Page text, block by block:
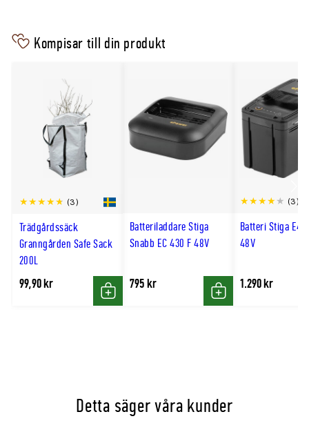
Hastighetslägen: 3
Funktion: blåser, ingen uppsamling
STIGA E 420 2,0Ah-batteri och laddare ingår
Se även
BL 500e utan batteri
Batteri STIGA E 420 2Ah
Kompisar till din produkt
Trädgårdssäck
Granngården Safe Sack
200L
(3)
99,90 kr
Köp
Batteriladdare Stiga
Snabb EC 430 F 48V
795 kr
Köp
Batteri Stiga
48V
(3)
1.290 kr
Detta säger våra kunder